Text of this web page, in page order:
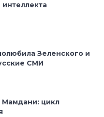
Зеленского и
СМИ
цикл